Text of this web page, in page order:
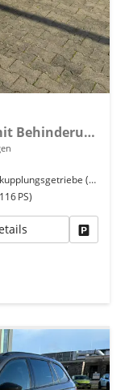
Essence Angebot f. Menschen mit Behinderung ab 50 %! 1.5 TSI Mild-Hybrid 115PS DSG/AUTOMATIK, 2-Zonen-Climatronic, Parksensoren hinten, Radio 10"/Bluetooth/DAB, Tempomat, LED-Scheinwerfer, M-Lederlenkrad, Dachreling, 8x Airbags
Doppelkupplungsgetriebe (DSG)
PS)